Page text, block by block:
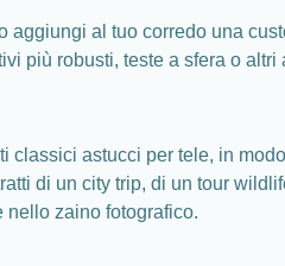
al tuo corredo una
più robusti, teste a sfera o
classici astucci per tele, in
di un city trip, di un tour
nello zaino fotografico.